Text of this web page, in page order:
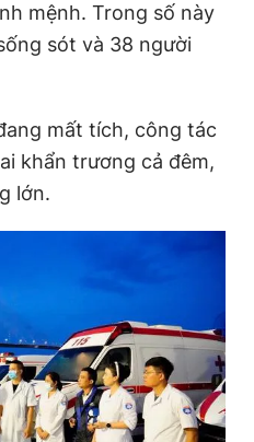
mệnh. Trong số này
sót và 38 người
mất tích, công tác
khẩn trương cả đêm,
lớn.